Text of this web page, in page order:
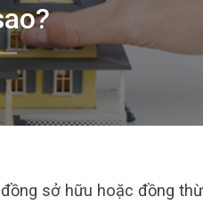
sở hữu hoặc đồng